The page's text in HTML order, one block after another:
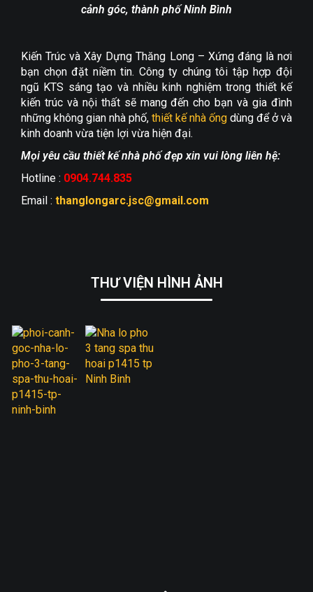
cảnh góc, thành phố Ninh Bình
Kiến Trúc và Xây Dựng Thăng Long – Xứng đáng là nơi
bạn chọn đặt niềm tin. Công ty chúng tôi tập hợp đội
ngũ KTS sáng tạo và nhiều kinh nghiệm trong thiết kế
kiến trúc và nội thất sẽ mang đến cho bạn và gia đình
những không gian nhà phố, thiết kế nhà ống dùng để ở và
kinh doanh vừa tiện lợi vừa hiện đại.
Mọi yêu cầu thiết kế nhà phố đẹp xin vui lòng liên hệ:
Hotline : 0904.744.835
Email : thanglongarc.jsc@gmail.com
THƯ VIỆN HÌNH ẢNH